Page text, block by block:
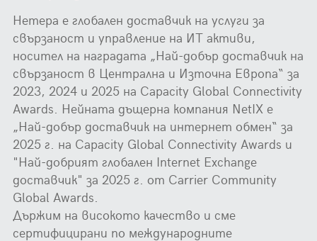
Нетера е глобален доставчик на услуги за
свързаност и управление на ИТ активи,
носител на наградата „Най-добър доставчик на
свързаност в Централна и Източна Европа“ за
2023, 2024 и 2025 на Capacity Global Connectivity
Awards. Нейната дъщерна компания NetIX е
„Най-добър доставчик на интернет обмен“ за
2025 г. на Capacity Global Connectivity Awards и
"Най-добрият глобален Internet Exchange
доставчик" за 2025 г. от Carrier Community
Global Awards.
Държим на високото качество и сме
сертифицирани по международните